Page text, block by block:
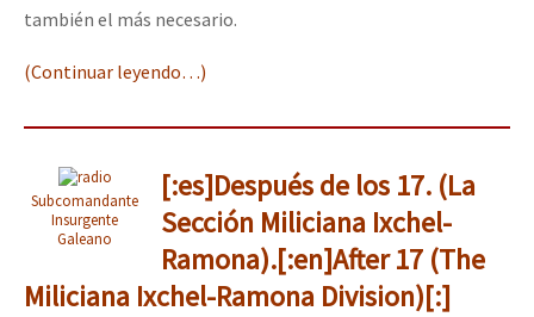
también el más necesario.
(Continuar leyendo…)
Subcomandante
Insurgente
Galeano
[:es]Después de los 17. (La
Sección Miliciana Ixchel-
Ramona).[:en]After 17 (The
Miliciana Ixchel-Ramona Division)[:]